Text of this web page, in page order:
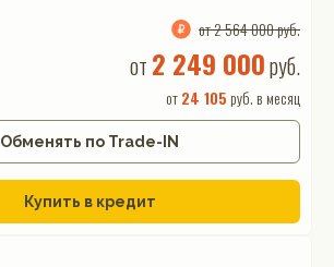
от 2 564 000 руб.
от 2 249 000руб.
от24 105 руб. в месяц
Обменять по Trade-IN
Купить в кредит